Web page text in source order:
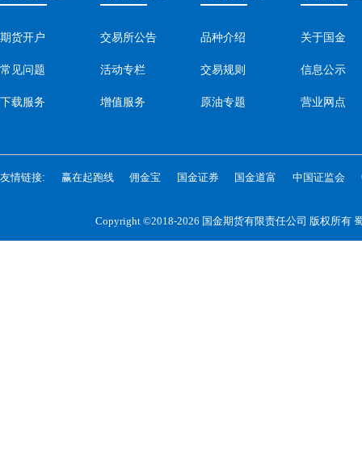
期货开户
常见问题
下载服务
交易所公告
活动专栏
增值服务
品种介绍
交易规则
原油专题
关于国金
信息公示
营业网点
友情链接: 赢在起跑线 佣金宝 国金证券 国金道富 中国证监会
Copyright ©2018-2026 国金期货有限责任公司 版权所有